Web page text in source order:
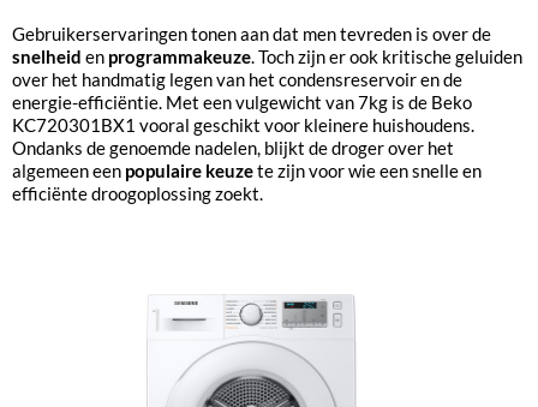
Gebruikerservaringen tonen aan dat men tevreden is over de
snelheid en programmakeuze. Toch zijn er ook kritische geluiden
over het handmatig legen van het condensreservoir en de
energie-efficiëntie. Met een vulgewicht van 7kg is de Beko
KC720301BX1 vooral geschikt voor kleinere huishoudens.
Ondanks de genoemde nadelen, blijkt de droger over het
algemeen een populaire keuzete zijn voor wie een snelle en
efficiënte droogoplossing zoekt.